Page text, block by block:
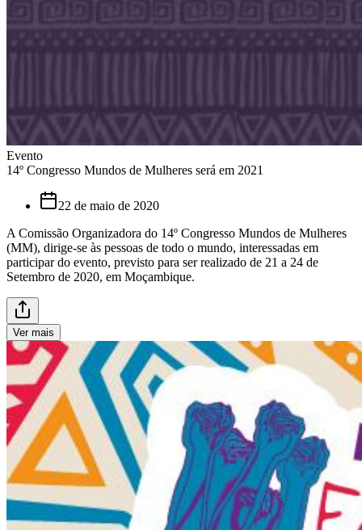
Evento
14º Congresso Mundos de Mulheres será em 2021
22 de maio de 2020
A Comissão Organizadora do 14º Congresso Mundos de Mulheres
(MM), dirige-se às pessoas de todo o mundo, interessadas em
participar do evento, previsto para ser realizado de 21 a 24 de
Setembro de 2020, em Moçambique.
Ver mais